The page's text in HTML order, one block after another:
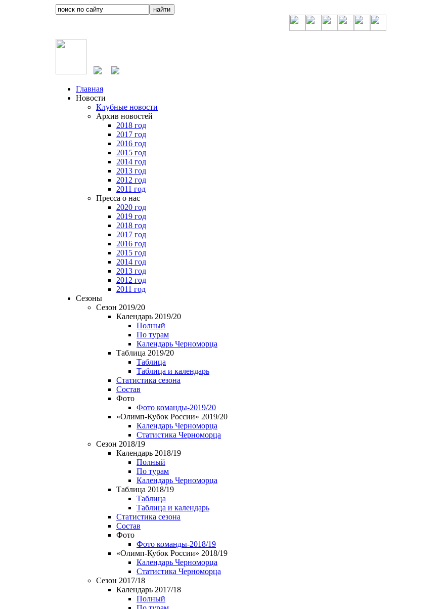
Главная
Новости
Клубные новости
Архив новостей
2018 год
2017 год
2016 год
2015 год
2014 год
2013 год
2012 год
2011 год
Пресса о нас
2020 год
2019 год
2018 год
2017 год
2016 год
2015 год
2014 год
2013 год
2012 год
2011 год
Сезоны
Сезон 2019/20
Календарь 2019/20
Полный
По турам
Календарь Черноморца
Таблица 2019/20
Таблица
Таблица и календарь
Статистика сезона
Состав
Фото
Фото команды-2019/20
«Олимп-Кубок России» 2019/20
Календарь Черноморца
Статистика Черноморца
Сезон 2018/19
Календарь 2018/19
Полный
По турам
Календарь Черноморца
Таблица 2018/19
Таблица
Таблица и календарь
Статистика сезона
Состав
Фото
Фото команды-2018/19
«Олимп-Кубок России» 2018/19
Календарь Черноморца
Статистика Черноморца
Сезон 2017/18
Календарь 2017/18
Полный